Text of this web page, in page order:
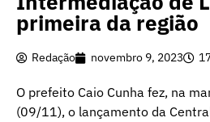
primeira da região
Redação novembro 9, 2023
O prefeito Caio Cunha fez, na
(09/11), o lançamento da